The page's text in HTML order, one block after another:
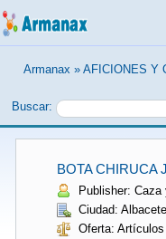
Armanax » AFICIONES Y
Buscar:
BOTA CHIRUCA
Publisher:
Ciudad: Albacete
Oferta: